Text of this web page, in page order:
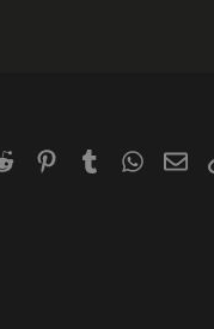
Reddit PinterestTumblr E-